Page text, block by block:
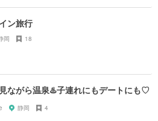
ン旅行
岡 18
ながら温泉♨️子連れにもデートにも♡
静岡 4